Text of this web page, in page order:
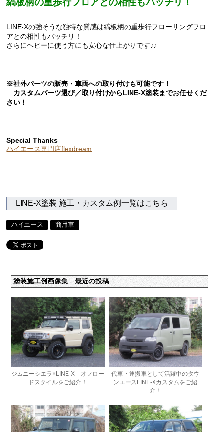
縞板柄の重歩行フロアとの相性もバッチリ！
LINE-Xの強そうな独特な質感は縞板柄の重歩行フローリングフロ
アとの相性もバッチリ！
さらにヘビーに使う方にも安心な仕上がりです♪♪
※社外パーツの販売・車両への取り付けも可能です！
カスタムパーツ選び／取り付けからLINE-X塗装までお任せくだ
さい！
Special Thanks
ハイエース専門店flexdream
LINE-X塗装 施工・カスタム例一覧はこちら
ハイエース 商用車
塗装施工例画像集 最近の投稿
ジムニーシエラ×LINE-X オフロー
ドスタイルをご紹介！
代車・運搬車として活躍中のタウ
ンエースLINE-Xカスタムをご紹
介！